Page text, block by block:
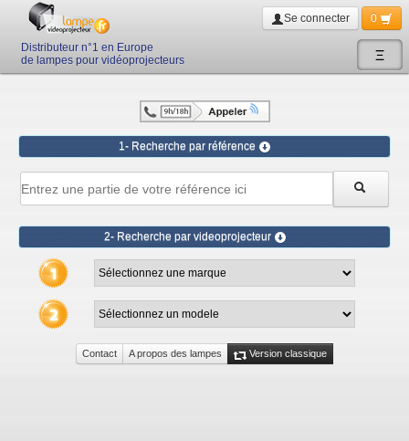
Ξ
Distributeur n°1 en Europe
de lampes pour vidéoprojecteurs
Se connecter 0
1- Recherche par référence
2- Recherche par videoprojecteur
Contact A propos des lampes Version classique